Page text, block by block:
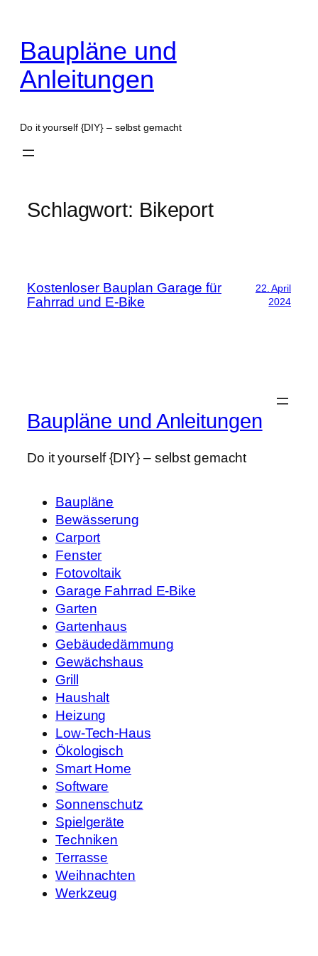
springen
Baupläne und
Anleitungen
Do it yourself {DIY} – selbst gemacht
Schlagwort: Bikeport
Kostenloser Bauplan Garage für
Fahrrad und E-Bike
22. April
2024
Baupläne und Anleitungen
Do it yourself {DIY} – selbst gemacht
Baupläne
Bewässerung
Carport
Fenster
Fotovoltaik
Garage Fahrrad E-Bike
Garten
Gartenhaus
Gebäudedämmung
Gewächshaus
Grill
Haushalt
Heizung
Low-Tech-Haus
Ökologisch
Smart Home
Software
Sonnenschutz
Spielgeräte
Techniken
Terrasse
Weihnachten
Werkzeug